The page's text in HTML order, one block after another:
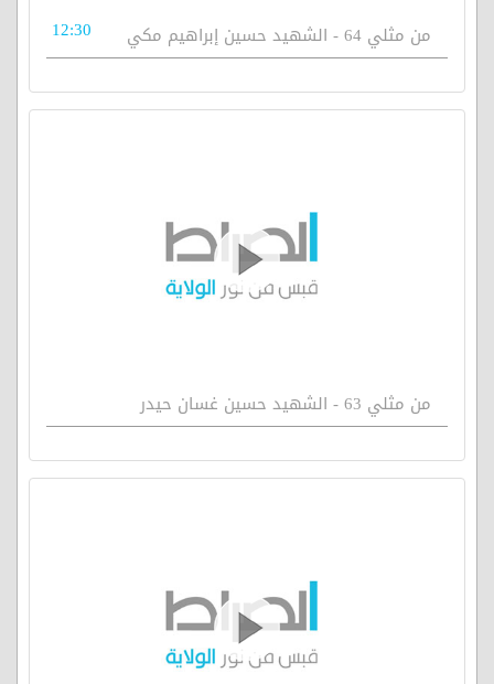
من مثلي 64 - الشهيد حسين إبراهيم مكي 12:30
من مثلي 63 - الشهيد حسين غسان حيدر